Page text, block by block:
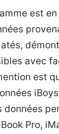
est
avec
est
données
Pro,